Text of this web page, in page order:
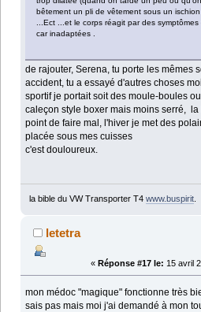
bêtement un pli de vêtement sous un
...Ect ...et le corps réagit par des
car inadaptées .
de rajouter, Serena, tu porte les mêmes
accident, tu a essayé d'autres choses
sportif je portait soit des moule-boules
caleçon style boxer mais moins serré,
point de faire mal, l'hiver je met des
placée sous mes cuisses
c'est douloureux.
la bible du VW Transporter T4 www.buspirit.
letetra
« Réponse #17 le: 15 avril
mon médoc "magique" fonctionne très
sais pas mais moi j'ai demandé à mon